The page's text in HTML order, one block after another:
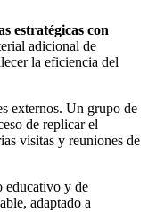
estratégicas con
adicional de
la eficiencia del
externos. Un grupo de
de replicar el
visitas y reuniones de
educativo y de
adaptado a